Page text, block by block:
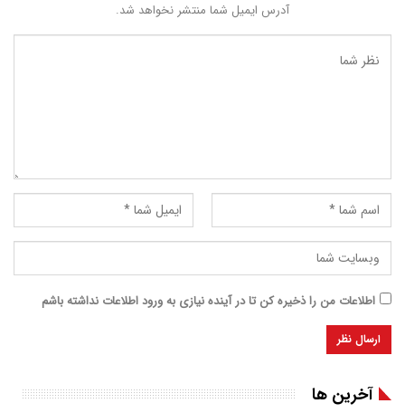
آدرس ایمیل شما منتشر نخواهد شد.
اطلاعات من را ذخیره کن تا در آینده نیازی به ورود اطلاعات نداشته باشم
آخرین ها